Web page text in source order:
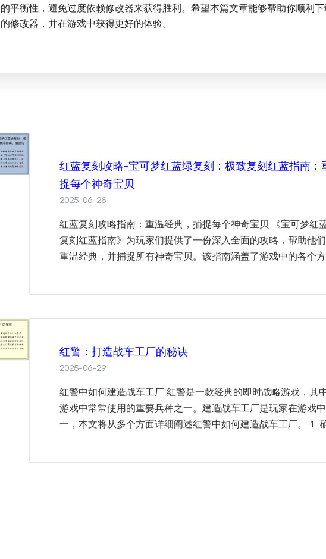
的平衡性，避免过度依赖修改器来获得胜利。希望本篇文章能够帮助你顺利
的修改器，并在游戏中获得更好的体验。
红蓝复刻攻略-宝可梦红蓝绿复刻：极致复刻红蓝指南：
捉每个神奇宝贝
2025-06-28
红蓝复刻攻略指南：重温经典，捕捉每个神奇宝贝 《宝可梦红
复刻红蓝指南》为玩家们提供了一份深入全面的攻略，帮助他
重温经典，并捕捉所有神奇宝贝。该指南涵盖了游戏中的各个
红警：打造战车工厂的秘诀
2025-06-29
红警中如何建造战车工厂 红警是一款经典的即时战略游戏，其
游戏中常常使用的重要兵种之一。建造战车工厂是玩家在游戏
一，本文将从多个方面详细阐述红警中如何建造战车工厂。 1.